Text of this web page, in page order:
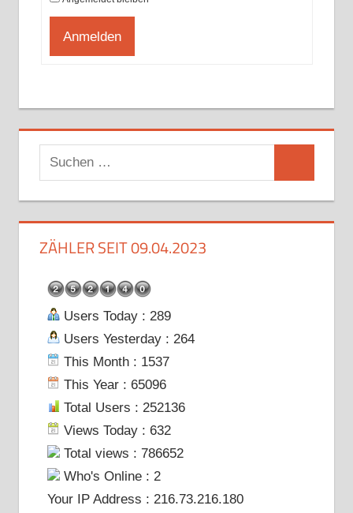
Anmelden
Suchen
nach:
ZÄHLER SEIT 09.04.2023
Users Today : 289
Users Yesterday : 264
This Month : 1537
This Year : 65096
Total Users : 252136
Views Today : 632
Total views : 786652
Who's Online : 2
Your IP Address : 216.73.216.180